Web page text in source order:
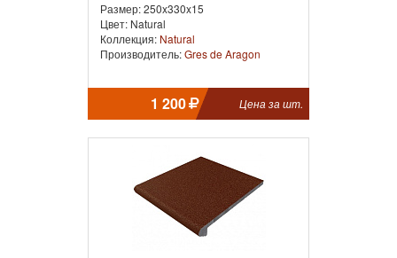
Размер: 250x330x15
Цвет: Natural
Коллекция: Natural
Производитель:Gres de Aragon
1 200 Цена за шт.